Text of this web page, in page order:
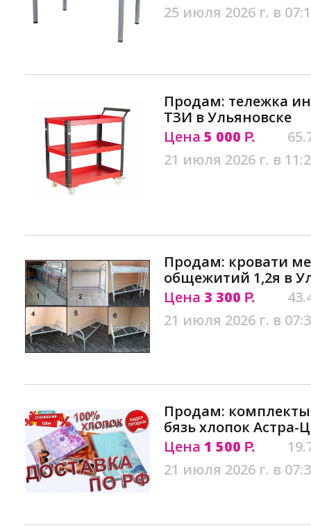
25 июля 2026 г. в
Продам: тележка
ТЗИ в Ульяновске
Цена 5 000 Р.
21 июля 2026 г. в
Продам: кровати
общежитий 1,2я в
Цена 3 300 Р.
21 июля 2026 г. в
Продам: комплекты
бязь хлопок Астра-
Цена 1 500 Р.
21 июля 2026 г. в